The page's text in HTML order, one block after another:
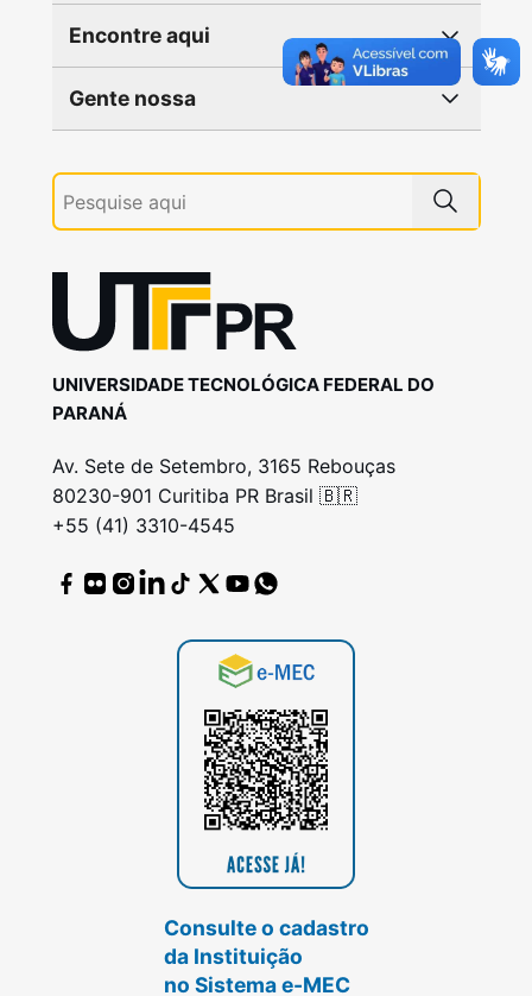
Encontre aqui
Gente nossa
UNIVERSIDADE TECNOLÓGICA FEDERAL DO
PARANÁ
Av. Sete de Setembro, 3165 Rebouças
80230-901 Curitiba PR Brasil 🇧🇷
+55 (41) 3310-4545
Consulte o cadastro
da Instituição
no Sistema e-MEC